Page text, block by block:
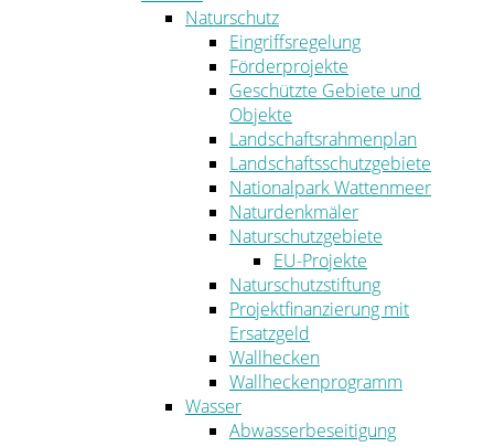
Naturschutz
Eingriffsregelung
Förderprojekte
Geschützte Gebiete und
Objekte
Landschaftsrahmenplan
Landschaftsschutzgebiete
Nationalpark Wattenmeer
Naturdenkmäler
Naturschutzgebiete
EU-Projekte
Naturschutzstiftung
Projektfinanzierung mit
Ersatzgeld
Wallhecken
Wallheckenprogramm
Wasser
Abwasserbeseitigung